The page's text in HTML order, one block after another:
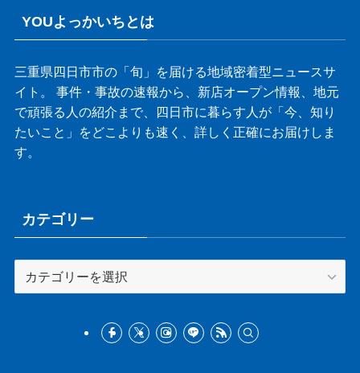
YOUよっかいちとは
三重県四日市市の「旬」を届ける地域密着型ニュースサ
イト。 事件・事故の速報から、新店オープン情報、地元
で頑張る人の紹介まで、四日市に暮らす人が「今、知り
たいこと」をどこよりも速く、詳しく正確にお届けしま
す。
カテゴリー
テ